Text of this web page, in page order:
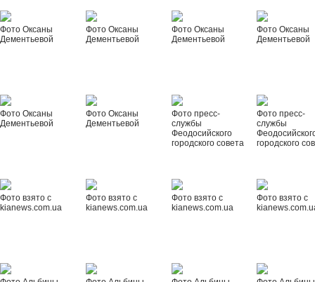
Фото Оксаны
Дементьевой
Фото Оксаны
Дементьевой
Фото Оксаны
Дементьевой
Фото Оксаны
Дементьевой
Фото Оксаны
Дементьевой
Фото Оксаны
Дементьевой
Фото пресс-
службы
Феодосийского
городского совета
Фото пресс-
службы
городского
Фото взято с
kianews.com.ua
Фото взято с
kianews.com.ua
Фото взято с
kianews.com.ua
Фото взято с